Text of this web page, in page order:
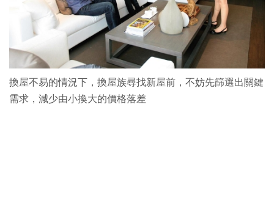
換屋不易的情況下，換屋族尋找新屋前，不妨先篩選出關鍵
需求，減少由小換大的價格落差